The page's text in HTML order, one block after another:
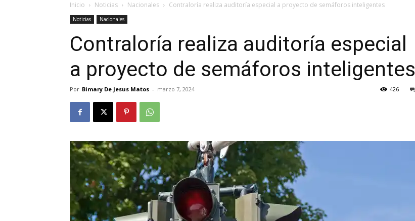
Inicio Noticias Nacionales Contraloría realiza auditoría especial a proyecto de semáforos inteligentes
Noticias Nacionales
Contraloría realiza auditoría especial
a proyecto de semáforos inteligentes
Por Bimary De Jesus Matos - marzo 7, 2024 426